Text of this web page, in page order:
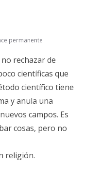
permanente
rechazar de
científicas que
científico tiene
y anula una
campos. Es
cosas, pero no
religión.